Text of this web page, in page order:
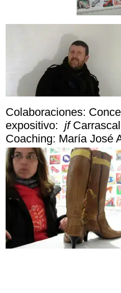
Colaboraciones:
expositivo: jf
Coaching: María José